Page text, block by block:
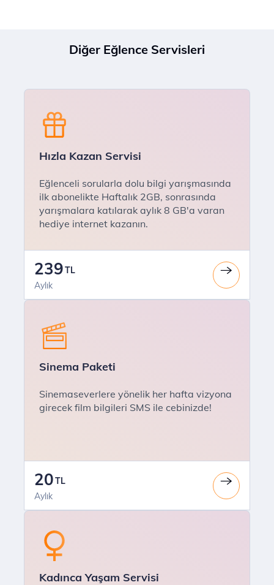
Diğer Eğlence Servisleri
Hızla Kazan Servisi
Eğlenceli sorularla dolu bilgi yarışmasında
ilk abonelikte Haftalık 2GB, sonrasında
yarışmalara katılarak aylık 8 GB'a varan
hediye internet kazanın.
239TL
Aylık
Sinema Paketi
Sinemaseverlere yönelik her hafta vizyona
girecek film bilgileri SMS ile cebinizde!
20TL
Aylık
Kadınca Yaşam Servisi